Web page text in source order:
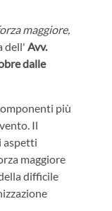
maggiore,
dell'Avv.
dalle
più
Il
aspetti
maggiore
difficile